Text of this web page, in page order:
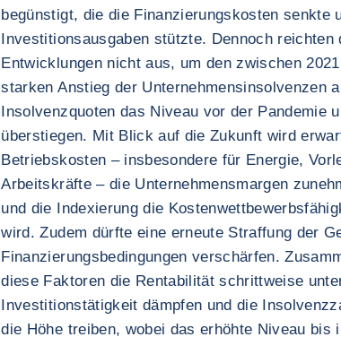
begünstigt, die die Finanzierungskosten senkte
Investitionsausgaben stützte. Dennoch reichten
Entwicklungen nicht aus, um den zwischen
starken Anstieg der Unternehmensinsolvenzen
Insolvenzquoten das Niveau vor der Pandemie
überstiegen. Mit Blick auf die Zukunft wird
Betriebskosten – insbesondere für Energie,
Arbeitskräfte – die Unternehmensmargen
und die Indexierung die
wird. Zudem dürfte eine erneute Straffung der
Finanzierungsbedingungen verschärfen.
diese Faktoren die Rentabilität schrittweise
Investitionstätigkeit dämpfen und die
die Höhe treiben, wobei das erhöhte Niveau bis